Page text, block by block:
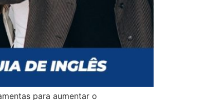
para aumentar o